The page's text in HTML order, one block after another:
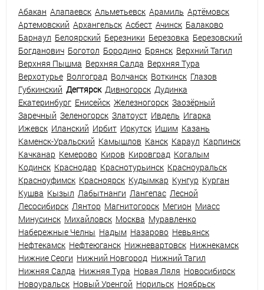
Абакан Алапаевск Альметьевск Арамиль Артёмовск
Артемовский Архангельск Асбест Ачинск Балаково
Барнаул Белоярский Березники Березовка Березовский
Богданович Боготол Бородино Брянск Верхний Тагил
Верхняя Пышма Верхняя Салда Верхняя Тура
Верхотурье Волгоград Волчанск Воткинск Глазов
Губкинский Дегтярск Дивногорск Дудинка
Екатеринбург Енисейск Железногорск Заозёрный
Заречный Зеленогорск Златоуст Ивдель Игарка
Ижевск Иланский Ирбит Иркутск Ишим Казань
Каменск-Уральский Камышлов Канск Караул Карпинск
Качканар Кемерово Киров Кировград Когалым
Кодинск Краснодар Краснотурьинск Красноуральск
Красноуфимск Красноярск Кудымкар Кунгур Курган
Кушва Кызыл Лабытнанги Лангепас Лесной
Лесосибирск Лянтор Магнитогорск Мегион Миасс
Минусинск Михайловск Москва Муравленко
Набережные Челны Надым Назарово Невьянск
Нефтекамск Нефтеюганск Нижневартовск Нижнекамск
Нижние Серги Нижний Новгород Нижний Тагил
Нижняя Салда Нижняя Тура Новая Ляля Новосибирск
Новоуральск Новый Уренгой Норильск Ноябрьск